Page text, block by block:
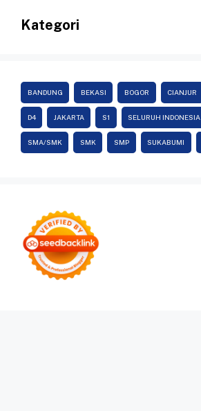
Kategori
BANDUNG BEKASI BOGOR CIANJUR
D4 JAKARTA S1 SELURUH INDONESIA
SMA/SMK SMK SMP SUKABUMI